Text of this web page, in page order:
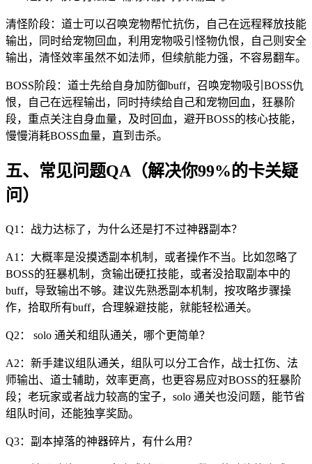
清怪阶段：道士可以召唤宠物帮忙抗伤，自己在远程释放技能
输出，同时给宠物回血，利用宠物吸引怪物仇恨，自己则安全
输出，清怪效率虽然不如法师，但续航能力强，不容易翻车。
BOSS阶段：道士先给自身加防御buff，召唤宠物吸引BOSS仇
恨，自己在远程输出，同时持续给自己和宠物回血，狂暴阶
段，重点关注自身血量，及时回血，避开BOSS的核心技能，
慢慢消耗BOSS血量，直到击杀。
五、常见问题QA（解决你99%的卡关疑
问）
Q1：战力达标了，为什么还是打不过神器副本？
A1：大概率是没摸透副本机制，或者操作不当。比如忽略了
BOSS的狂暴机制，贪输出硬扛技能，或者没拾取副本中的
buff，导致输出不够。建议先熟悉副本机制，按攻略步骤操
作，拾取所有buff，合理躲避技能，就能轻松通关。
Q2： solo 通关和组队通关，哪个更简单？
A2：新手建议组队通关，组队可以分工合作，战士扛伤、法
师输出、道士辅助，效率更高，也更容易应对BOSS的狂暴阶
段；老玩家或者战力较高的宝子，solo 通关也没问题，能节省
组队时间，还能独享奖励。
Q3：副本掉落的神器碎片，有什么用？